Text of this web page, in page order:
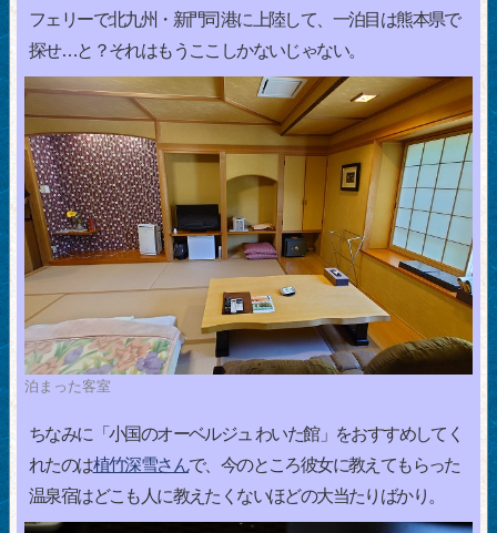
フェリーで北九州・新門司港に上陸して、一泊目は熊本県で
探せ…と？それはもうここしかないじゃない。
泊まった客室
ちなみに「小国のオーベルジュ わいた館」をおすすめしてく
れたのは植竹深雪さんで、今のところ彼女に教えてもらった
温泉宿はどこも人に教えたくないほどの大当たりばかり。